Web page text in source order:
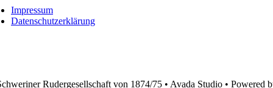
Impressum
Datenschutzerklärung
Rudergesellschaft von 1874/75 • Avada Studio • Powered